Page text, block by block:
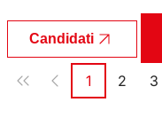
Candidati
Paginazione
Pagina
1 Pagina
2 3